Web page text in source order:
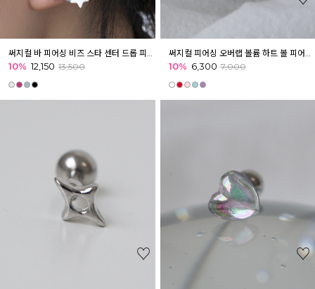
써지컬 바 피어싱 비즈 스타 센터 드롭 피어싱 귓볼 귓바퀴 아웃컨츠
10% 12,150 13,500
써지컬 피어싱 오버랩 볼륨 하트 볼 피어싱 귓볼 귓바퀴 이너컨츠
10% 6,300 7,000